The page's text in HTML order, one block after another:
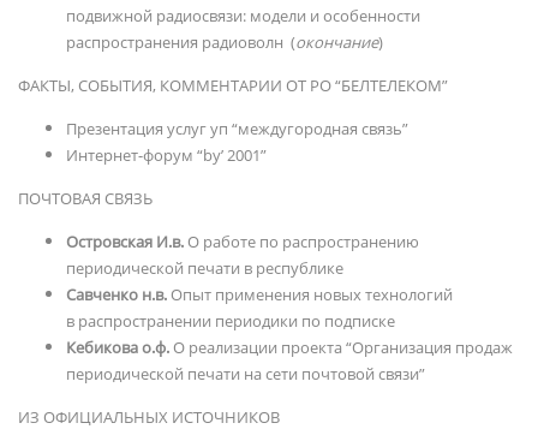
подвижной радиосвязи: модели и особенности
распространения радиоволн (окончание)
ФАКТЫ, СОБЫТИЯ, КОММЕНТАРИИ ОТ РО “БЕЛТЕЛЕКОМ”
Презентация услуг уп “междугородная связь”
Интернет-форум “by’ 2001”
ПОЧТОВАЯ СВЯЗЬ
Островская И.в. О работе по распространению
периодической печати в республике
Савченко н.в. Опыт применения новых технологий
в распространении периодики по подписке
Кебикова о.ф. О реализации проекта “Организация продаж
периодической печати на сети почтовой связи”
ИЗ ОФИЦИАЛЬНЫХ ИСТОЧНИКОВ